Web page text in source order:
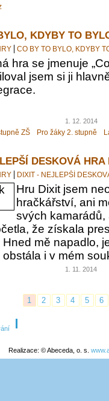
KDYBY TO
CO BY TO BYLO, KDYBY
hra se jmenuje
jsem si ji
1. 12. 2014
ZŠ Pro žáky 2. stupně
DESKOVÁ HRA
DIXIT - NEJLEPŠÍ
Hru Dixit jsem
hračkářství, ani
svých kamarádů,
že získala
mě napadlo,
obstála i v mém
1. 11. 2014
1 2 3 4 5 6
Realizace: © Abeceda, o. s.